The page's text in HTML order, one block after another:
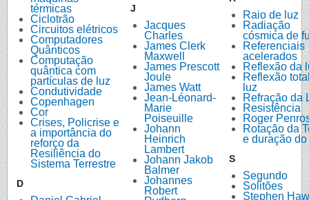
térmicas
Ciclotrão
Circuitos elétricos
Computadores
Quânticos
Computação
quântica com
partículas de luz
Condutividade
Copenhagen
Cor
Crises, Policrise e
a importância do
reforço da
Resiliência do
Sistema Terrestre
D
J
Jacques
Charles
James Clerk
Maxwell
James Prescott
Joule
James Watt
Jean-Léonard-
Marie
Poiseuille
Johann
Heinrich
Lambert
Johann Jakob
Balmer
Johannes
Robert
Raio de luz
Radiação
cósmica de
Referenciais
acelerados
Reflexão da
Reflexão
luz
Refração da
Resistência
Roger
Rotação da
e duração
S
Segundo
Solitões
Stephen